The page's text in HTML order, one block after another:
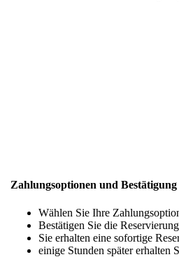
Zahlungsoptionen und Bestätigung
Wählen Sie Ihre
Bestätigen Sie die Reservierung
Sie erhalten eine sofortige
einige Stunden später erhalten